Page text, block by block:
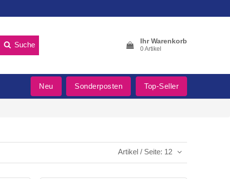
Suche Ihr Warenkorb
0 Artikel
Neu Sonderposten Top-Seller
Artikel / Seite: 12